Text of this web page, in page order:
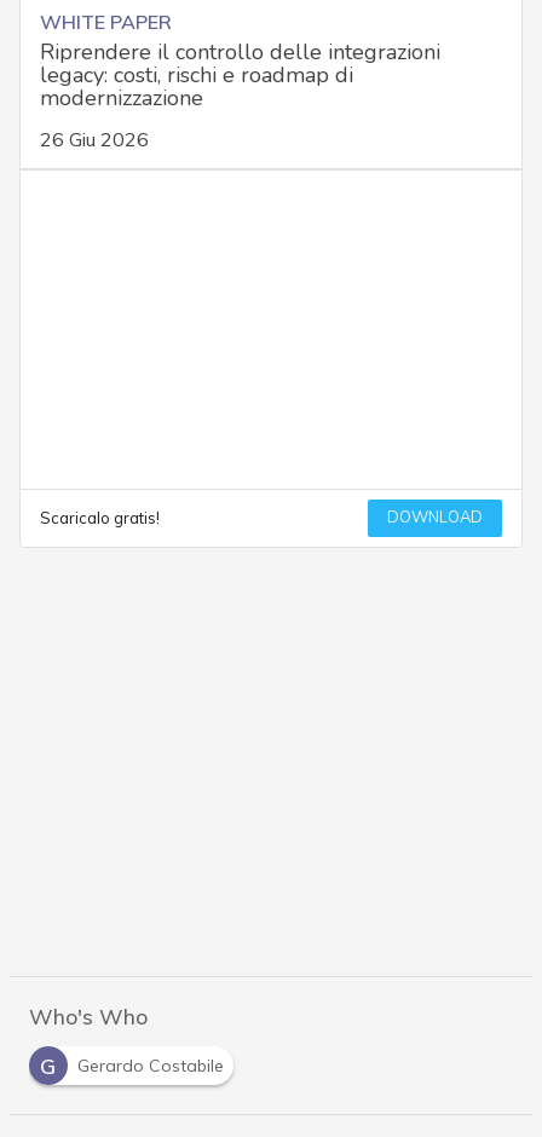
WHITE PAPER
Riprendere il controllo delle integrazioni
legacy: costi, rischi e roadmap di
modernizzazione
26 Giu 2026
Scaricalo gratis! DOWNLOAD
Who's Who
G
Gerardo Costabile